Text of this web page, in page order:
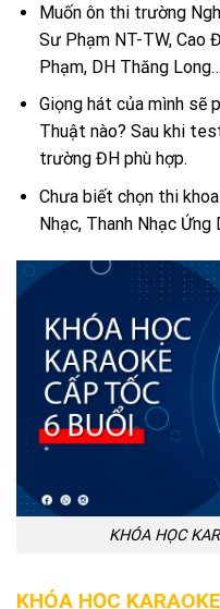
Muốn ôn thi trường
Sư Phạm NT-TW, Cao
Phạm, DH Thăng Long…
Giọng hát của mình sẽ
Thuật nào? Sau khi
trường ĐH phù hợp.
Chưa biết chọn thi
Nhạc, Thanh Nhạc Ứng
KHÓA HỌC
KHÓA HỌC